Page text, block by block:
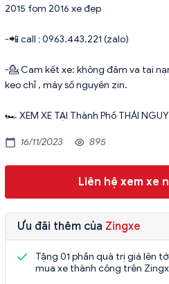
2015 fom 2016 xe đẹp
-📲 call ; 0963.443.221 (zalo)
-💁 Cam kết xe: không đâm va tai
keo chỉ , máy số nguyên zin.
🏎️ XEM XE TẠI Thành Phố THÁI
16/11/2023 895
Liên hệ xem xe
Ưu đãi thêm của Zingxe
Tặng 01 phần quà trị giá lên
mua xe thành công trên